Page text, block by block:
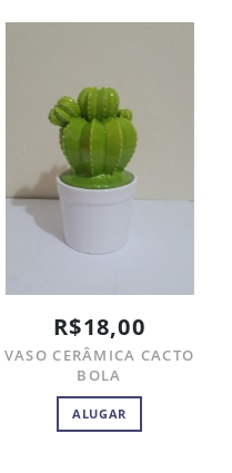
R$18,00
VASO CERÂMICA CACTO
BOLA
ALUGAR